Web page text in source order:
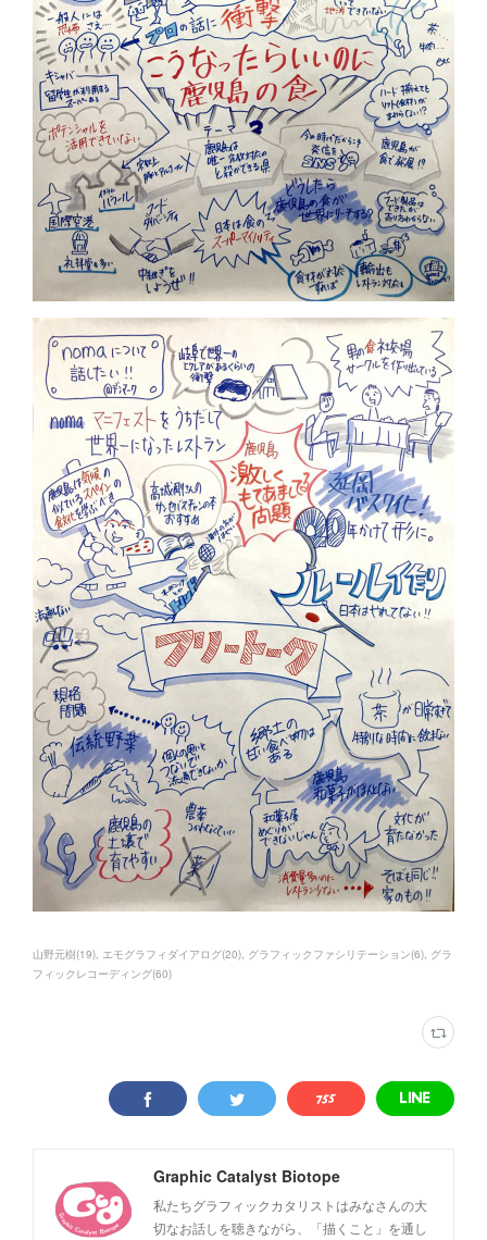
山野元樹(19) エモグラフィダイアログ(20) グラフィックファシリテーション(6) グラ
フィックレコーディング(60)
Graphic Catalyst Biotope
私たちグラフィックカタリストはみなさんの大
切なお話しを聴きながら、「描くこと」を通し